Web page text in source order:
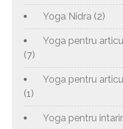
Yoga Nidra (2)
Yoga pentru
(7)
Yoga pentru
(1)
Yoga pentru